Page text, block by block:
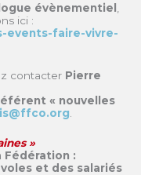
évènementiel
ici :
events-faire-vivre-
contacter Pierre
« nouvelles
»
Fédération :
et des salariés